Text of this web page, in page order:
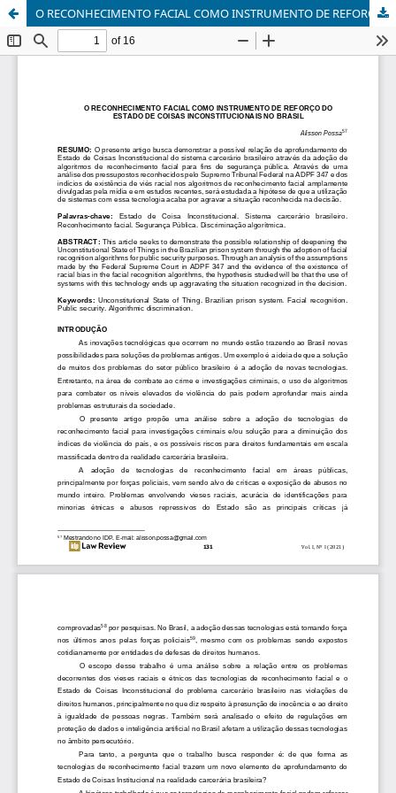
O RECONHECIMENTO FACIAL COMO INSTRUMENTO DE REFORÇO DO ESTADO DE COISAS INCONSTITUCIONAIS NO BRASIL